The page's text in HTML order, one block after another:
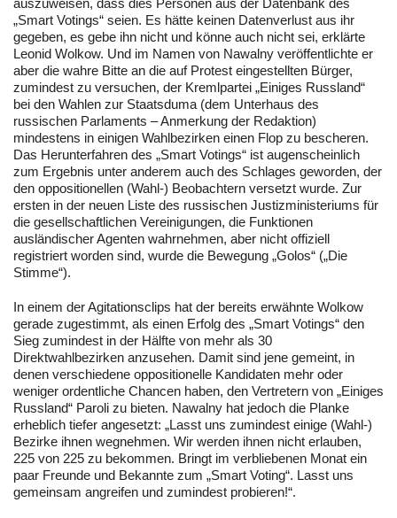
auszuweisen, dass dies Personen aus der Datenbank des
„Smart Votings“ seien. Es hätte keinen Datenverlust aus ihr
gegeben, es gebe ihn nicht und könne auch nicht sei, erklärte
Leonid Wolkow. Und im Namen von Nawalny veröffentlichte er
aber die wahre Bitte an die auf Protest eingestellten Bürger,
zumindest zu versuchen, der Kremlpartei „Einiges Russland“
bei den Wahlen zur Staatsduma (dem Unterhaus des
russischen Parlaments – Anmerkung der Redaktion)
mindestens in einigen Wahlbezirken einen Flop zu bescheren.
Das Herunterfahren des „Smart Votings“ ist augenscheinlich
zum Ergebnis unter anderem auch des Schlages geworden, der
den oppositionellen (Wahl-) Beobachtern versetzt wurde. Zur
ersten in der neuen Liste des russischen Justizministeriums für
die gesellschaftlichen Vereinigungen, die Funktionen
ausländischer Agenten wahrnehmen, aber nicht offiziell
registriert worden sind, wurde die Bewegung „Golos“ („Die
Stimme“).
In einem der Agitationsclips hat der bereits erwähnte Wolkow
gerade zugestimmt, als einen Erfolg des „Smart Votings“ den
Sieg zumindest in der Hälfte von mehr als 30
Direktwahlbezirken anzusehen. Damit sind jene gemeint, in
denen verschiedene oppositionelle Kandidaten mehr oder
weniger ordentliche Chancen haben, den Vertretern von „Einiges
Russland“ Paroli zu bieten. Nawalny hat jedoch die Planke
erheblich tiefer angesetzt: „Lasst uns zumindest einige (Wahl-)
Bezirke ihnen wegnehmen. Wir werden ihnen nicht erlauben,
225 von 225 zu bekommen. Bringt im verbliebenen Monat ein
paar Freunde und Bekannte zum „Smart Voting“. Lasst uns
gemeinsam angreifen und zumindest probieren!“.